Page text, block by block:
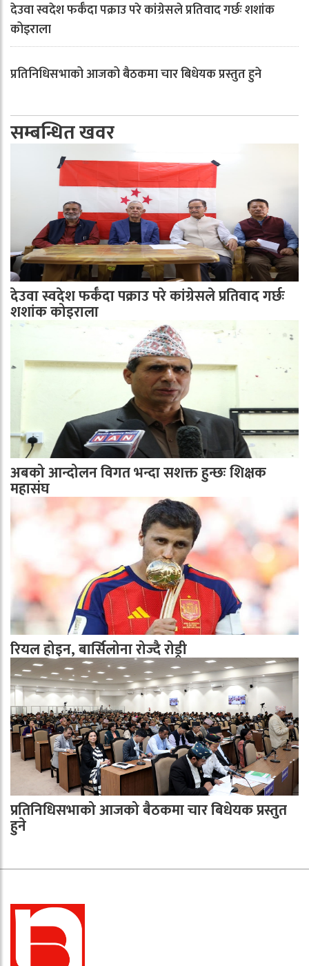
देउवा स्वदेश फर्कँदा पक्राउ परे कांग्रेसले प्रतिवाद गर्छः शशांक
कोइराला
प्रतिनिधिसभाको आजको बैठकमा चार बिधेयक प्रस्तुत हुने
सम्बन्धित खवर
देउवा स्वदेश फर्कँदा पक्राउ परे कांग्रेसले प्रतिवाद गर्छः
शशांक कोइराला
अबको आन्दोलन विगत भन्दा सशक्त हुन्छः शिक्षक
महासंघ
रियल होइन, बार्सिलोना रोज्दै रोड्री
प्रतिनिधिसभाको आजको बैठकमा चार बिधेयक प्रस्तुत
हुने